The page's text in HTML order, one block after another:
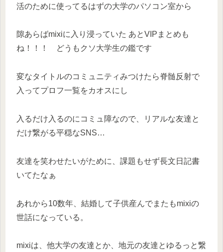
活のために使ってるはずの大学のパソコン室から
隙あらばmixiに入り浸っていた あとVIPまとめも
ね！！！ どうもクソ大学生の鑑です
変なタイトルのコミュニティみつけたら脊髄反射で
入ってプロフ一覧をカオスにし
入るだけ入るのにコミュ障なので、リアルな友達と
だけ繋がる平穏なSNS…
友達を笑わせたいがために、課題もせず長文日記書
いてたなぁ
あれから10数年、結婚して子供産んでまたもmixiの
世話になっている。
mixiは、他大学の友達とか、地元の友達とゆるっと繋